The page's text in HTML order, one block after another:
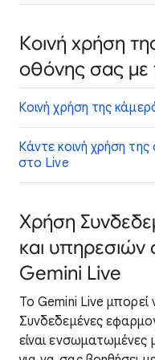
Κοινή χρήση
οθόνης σας με
Κοινή χρήση της
Κάντε κοινή χρήση
στο Live
Χρήση
και υπηρεσιών
Gemini Live
Το Gemini Live μπορεί
Συνδεδεμένες
είναι ενσωματωμένες